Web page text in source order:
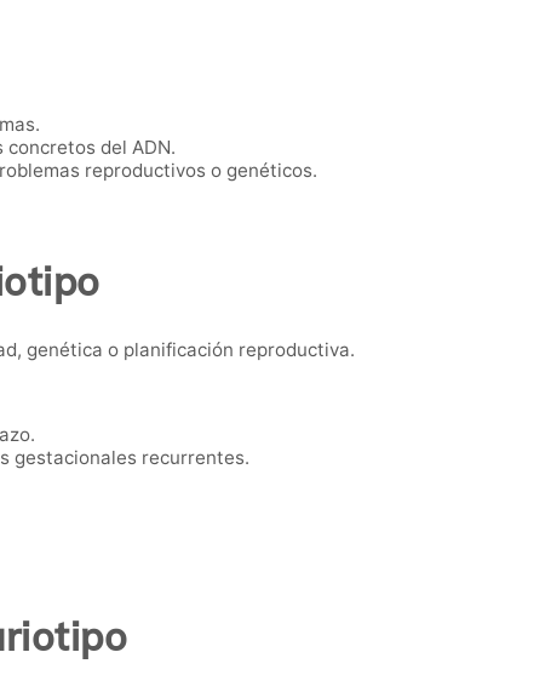
del ADN.
reproductivos o genéticos.
genética o planificación reproductiva.
gestacionales recurrentes.